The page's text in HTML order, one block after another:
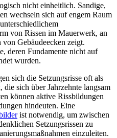
nicht einheitlich. Sandige,
wechseln sich auf engem Raum
von Rissen im Mauerwerk, an
Gebäudeecken zeigt.
deren Fundamente nicht auf
wurden.
sich die Setzungsrisse oft als
sich über Jahrzehnte langsam
können aktive Rissbildungen
hindeuten. Eine
ist notwendig, um zwischen
Setzungsrissen zu
einzuleiten.